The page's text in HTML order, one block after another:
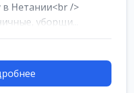
в Нетании<br />
уборщи...